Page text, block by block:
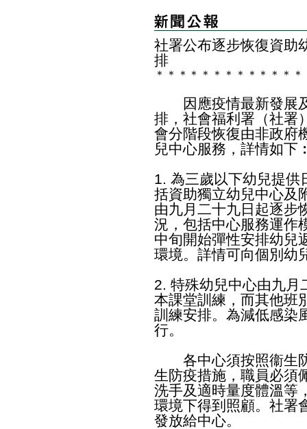
社署公布逐步恢復資助
排
＊ ＊ ＊ ＊ ＊ ＊ ＊ ＊ ＊ ＊ ＊ ＊ ＊
因應疫情最新發展及
排，社會福利署（社署
會分階段恢復由非政府
兒中心服務，詳情如下
1. 為三歲以下幼兒提供
括資助獨立幼兒中心及
由九月二十九日起逐步
況，包括中心服務運作
中旬開始彈性安排幼兒
環境。詳情可向個別幼
2. 特殊幼兒中心由九月
本課堂訓練，而其他班
訓練安排。為減低感染
行。
各中心須按照衞生防
生防疫措施，職員必須
洗手及適時量度體溫等
環境下得到照顧。社署
發放給中心。